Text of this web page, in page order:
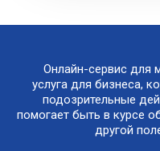
Онлайн-сервис для
услуга для бизнеса,
подозрительные
помогает быть в курсе
другой